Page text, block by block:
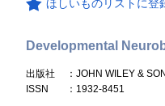
ほしいものリストに登
Developmental
出版社
：JOHN WILEY &
ISSN
：1932-8451